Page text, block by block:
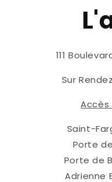
111
Sur
Accès
Saint-
Porte
Porte de
Adrienne